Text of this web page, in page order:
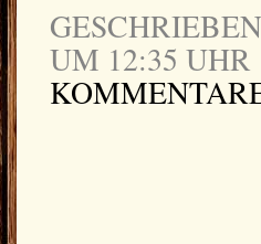
UM 12:35 UHR